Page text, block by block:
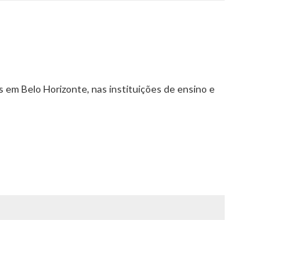
em Belo Horizonte, nas instituições de ensino e